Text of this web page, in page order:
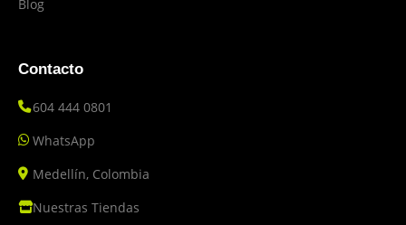
Blog
Contacto
604 444 0801
WhatsApp
Medellín, Colombia
Nuestras Tiendas